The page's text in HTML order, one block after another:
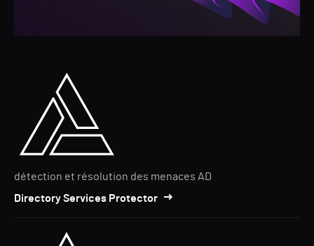
détection et résolution des menaces AD
Directory Services Protector